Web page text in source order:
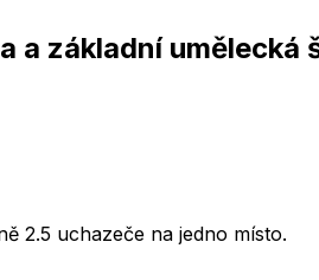
a základní umělecká
2.5 uchazeče na jedno místo.